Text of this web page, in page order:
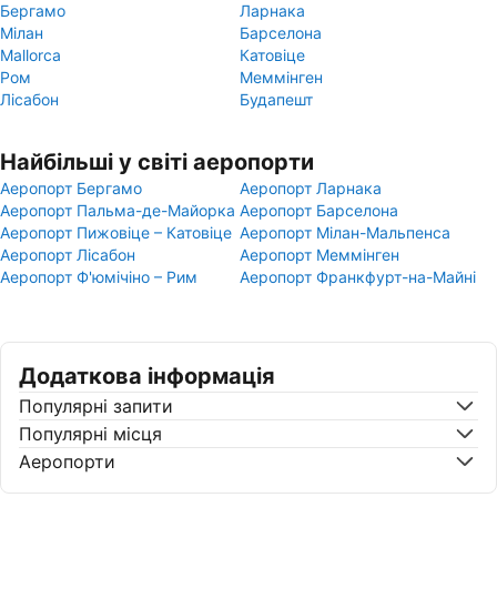
Бергамо
Ларнака
Мілан
Барселона
Mallorca
Катовіце
Ром
Меммінген
Лісабон
Будапешт
Найбільші у світі аеропорти
Аеропорт Бергамо
Аеропорт Ларнака
Аеропорт Пальма-де-Майорка Аеропорт Барселона
Аеропорт Пижовіце – Катовіце Аеропорт Мілан-Мальпенса
Аеропорт Лісабон
Аеропорт Меммінген
Аеропорт Ф'юмічіно – Рим
Аеропорт Франкфурт-на-Майні
Додаткова інформація
Популярні запити
Популярні місця
Аеропорти